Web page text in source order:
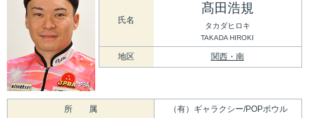
氏名
髙田浩規
タカダヒロキ
TAKADA HIROKI
地区 関西・南
所 属 （有）ギャラクシー/POPボウル